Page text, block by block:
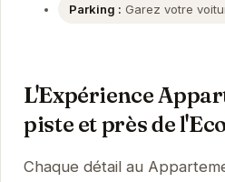
Parking : Garez votre
L'Expérience
piste et près de
Chaque détail au